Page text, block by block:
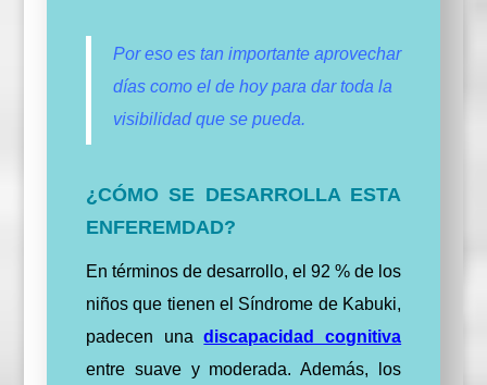
Por eso es tan importante aprovechar
días como el de hoy para dar toda la
visibilidad que se pueda.
¿CÓMO SE DESARROLLA ESTA
ENFEREMDAD?
En términos de desarrollo, el 92 % de los
niños que tienen el Síndrome de Kabuki,
padecen unadiscapacidad cognitiva
entre suave y moderada. Además, los